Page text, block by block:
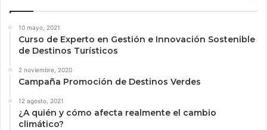
10 mayo, 2021
Curso de Experto en Gestión e Innovación Sostenible
de Destinos Turísticos
2 noviembre, 2020
Campaña Promoción de Destinos Verdes
12 agosto, 2021
¿A quién y cómo afecta realmente el cambio
climático?